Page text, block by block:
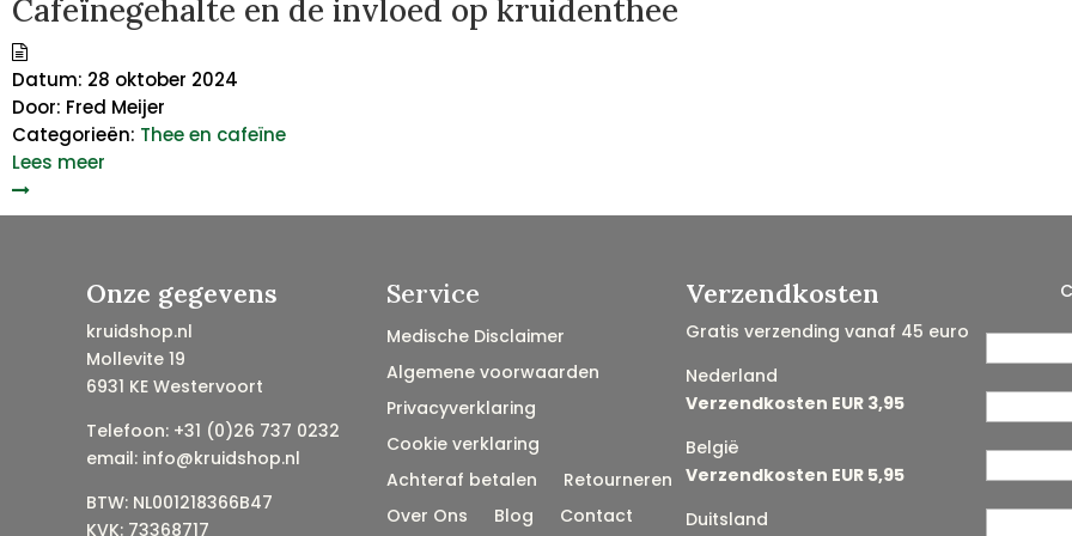
Cafeïnegehalte en de invloed op kruidenthee
Datum: 28 oktober 2024
Door: Fred Meijer
Categorieën: Thee en cafeïne
Lees meer
Onze gegevens
kruidshop.nl
Mollevite 19
6931 KE Westervoort
Telefoon: +31 (0)26 737 0232
email: info@kruidshop.nl
BTW: NL001218366B47
KVK: 73368717
Service
Medische Disclaimer
Algemene voorwaarden
Privacyverklaring
Cookie verklaring
Achteraf betalen
Retourneren
Over Ons
Blog Contact
Verzendkosten
Gratis verzending vanaf 45 euro
Nederland
Verzendkosten EUR 3,95
België
Verzendkosten EUR 5,95
Duitsland